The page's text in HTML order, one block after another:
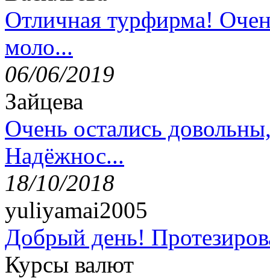
Отличная турфирма!
моло...
06/06/2019
Зайцева
Очень остались
Надёжнос...
18/10/2018
yuliyamai2005
Добрый день!
Курсы валют